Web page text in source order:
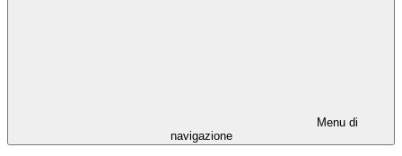
Menu di
navigazione